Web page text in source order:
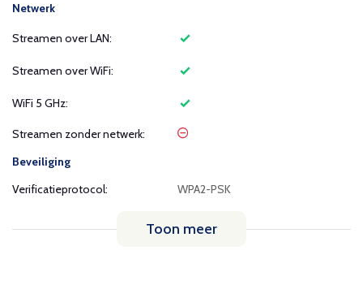
Netwerk
Streamen over LAN:
Streamen over WiFi:
WiFi 5 GHz:
Streamen zonder netwerk:
Beveiliging
Verificatieprotocol:
WPA2-PSK
Toon meer